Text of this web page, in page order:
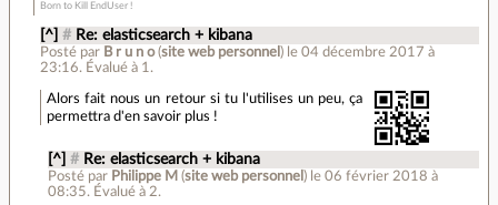
Born to Kill EndUser !
[^] # Re: elasticsearch + kibana
Posté par B r u n o(site web personnel ) le 04 décembre 2017 à
23:16. Évalué à 1 .
Alors fait nous un retour si tu l'utilises un peu, ça
permettra d'en savoir plus !
[^] # Re: elasticsearch + kibana
Posté par Philippe M (site web personnel ) le 06 février 2018 à
08:35. Évalué à 2.